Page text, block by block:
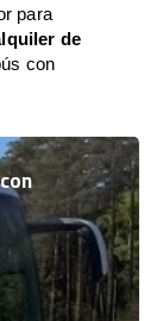
para
de
con